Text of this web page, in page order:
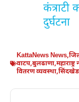
कंत्राटी
दुर्घटना
KattaNews News,
वाटप,बुलढाणा,
वितरण व्यवस्था,